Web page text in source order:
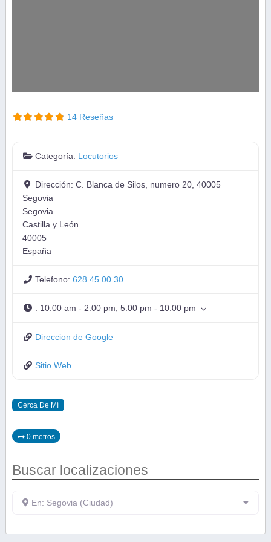
14 Reseñas
Categoría: Locutorios
Dirección:C. Blanca de Silos, numero 20, 40005
Segovia
Segovia
Castilla y León
40005
España
Telefono:628 45 00 30
: 10:00 am - 2:00 pm, 5:00 pm - 10:00 pm
Direccion de Google
Sitio Web
Cerca De Mí
0 metros
Buscar localizaciones
En: Segovia (Ciudad)